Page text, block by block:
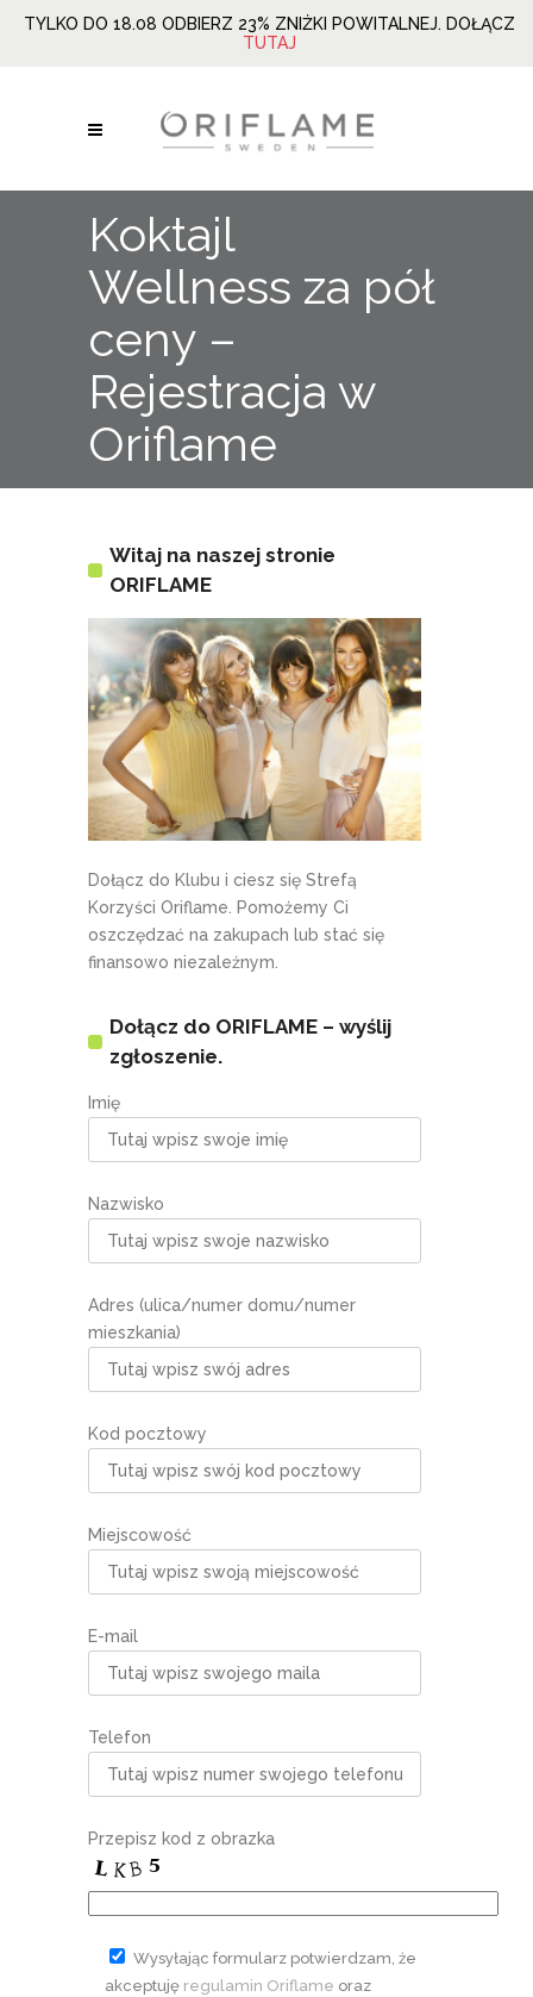
TYLKO DO 18.08 ODBIERZ 23% ZNIŻKI POWITALNEJ. DOŁĄCZ
TUTAJ
Koktajl
Wellness za pół
ceny –
Rejestracja w
Oriflame
Witaj na naszej stronie
ORIFLAME
Dołącz do Klubu i ciesz się Strefą
Korzyści Oriflame. Pomożemy Ci
oszczędzać na zakupach lub stać się
finansowo niezależnym.
Dołącz do ORIFLAME – wyślij
zgłoszenie.
Imię
Nazwisko
Adres (ulica/numer domu/numer
mieszkania)
Kod pocztowy
Miejscowość
E-mail
Telefon
Przepisz kod z obrazka
Wysyłając formularz potwierdzam, że
akceptuję regulamin Oriflame oraz